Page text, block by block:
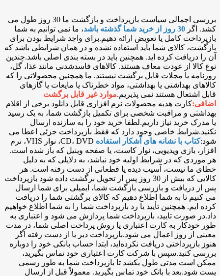
بررسی اجمالی سیاست بازپرداخت و بازگشت ما 30 روز طول می
کشد. اگر
، ما نمی توانیم به شما
بازپرداخت کامل یا تعویض ارائه دهیم.برای واجد شرایط بودن برای
بازگشت، کالای شما باید استفاده نشده و در همان شرایطی باشد که
آن را دریافت کرده اید. همچنین باید در بسته بندی اصلی باشد.چندین
نوع کالا از عودت معاف هستند. کالاهای فاسدشدنی مانند غذا، گل،
روزنامه یا مجلات قابل برگشت نیستند. ما همچنین محصولاتی را که
کالاهای بهداشتی یا بهداشتی، مواد خطرناک یا مایعات یا گازهای
قابل اشتعال هستند نمی پذیریم.موارد غیر قابل برگشت
اضافی:کارت هدیه محصولات نرم افزاری قابل دانلود برخی از اقلام
بهداشتی و مراقبت شخصی برای تکمیل بازگشت شما، به یک رسید
یا مدرک خرید نیاز داریم.لطفا خرید خود را به سازنده ارسال
نکنید.شرایط خاصی وجود دارد که فقط بازپرداخت جزئی اعطا می
شود:کتاب با نشانه های آشکار استفاده
CD، DVD، نوار VHS، نرم
افزار، بازی ویدیویی، نوار کاست، یا صفحه وینیل که باز شده است.
هر موردی که در شرایط اولیه خود نباشد، به دلایلی که به دلیل
خطای ما نیست، آسیب دیده یا قطعاتی از دست رفته است. هر
کالایی که بیش از 30 روز پس از تحویل برگشت داده شود بازپرداخت
پس از دریافت و بازرسی بازگشت شما، ایمیلی برای شما ارسال
می کنیم تا به شما اطلاع دهیم که کالای برگشتی شما را دریافت
کرده ایم. همچنین تأیید یا رد بازپرداخت شما را به شما اطلاع خواهیم
داد.در صورت تایید، بازپرداخت شما پردازش می شود و اعتباری به
طور خودکار به کارت اعتباری یا روش پرداخت اصلی شما، در مدت
معینی از روز اعمال می شود.بازپرداخت دیر یا از دست رفته اگر
هنوز بازپرداختی دریافت نکرده‌اید، ابتدا حساب بانکی خود را دوباره
بررسی کنید.سپس با شرکت کارت اعتباری خود تماس بگیرید،
ممکن است مدتی طول بکشد تا بازپرداخت شما به طور رسمی
پست شود.بعد با بانک خود تماس بگیرید. معمولاً قبل از ارسال